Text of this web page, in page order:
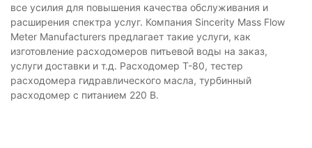
все усилия для повышения качества обслуживания и
расширения спектра услуг. Компания Sincerity Mass Flow
Meter Manufacturers предлагает такие услуги, как
изготовление расходомеров питьевой воды на заказ,
услуги доставки и т.д. Расходомер T-80, тестер
расходомера гидравлического масла, турбинный
расходомер с питанием 220 В.